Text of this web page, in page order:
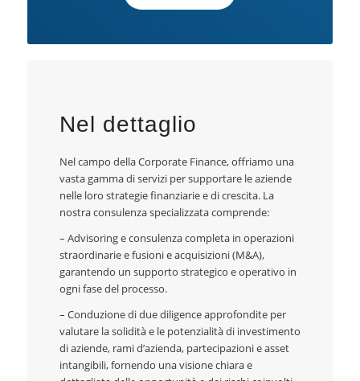
Nel dettaglio
Nel campo della Corporate Finance, offriamo una
vasta gamma di servizi per supportare le aziende
nelle loro strategie finanziarie e di crescita. La
nostra consulenza specializzata comprende:
– Advisoring e consulenza completa in operazioni
straordinarie e fusioni e acquisizioni (M&A),
garantendo un supporto strategico e operativo in
ogni fase del processo.
– Conduzione di due diligence approfondite per
valutare la solidità e le potenzialità di investimento
di aziende, rami d’azienda, partecipazioni e asset
intangibili, fornendo una visione chiara e